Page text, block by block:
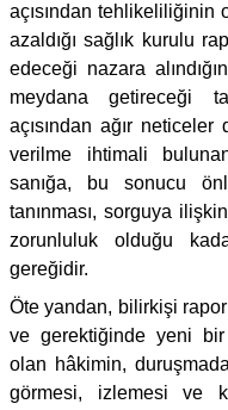
açısından tehlikeliliğinin
azaldığı sağlık kurulu
edeceği nazara
meydana getireceği
açısından ağır
verilme ihtimali
sanığa, bu sonucu
tanınması, sorguya
zorunluluk olduğu
gereğidir.
Öte yandan, bilirkişi
ve gerektiğinde yeni
olan hâkimin,
görmesi, izlemesi ve